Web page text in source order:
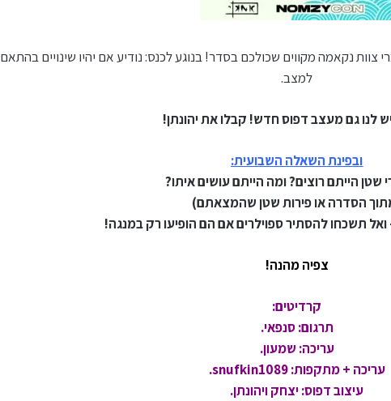
צוות נקאמה מקווים שכולכם בסדר! בנוגע לכנס: נודיע אם יהיו שינויים בהתאם
למצב.
לנו גם מעצב דפוס חדש! קבלו את יהונתן!
ובפינת השאלה השבועית:
שטן הייתם רוצים? ומה הייתם עושים איתו?
הסדרה או פירות שטן שהמצאתם)
ואל תשכחו להסתיר ספוילרים אם הם הופיעו רק במנגה!
צפיה מהנה!
קרדיטים:
תרגום: סנפאי.
עריכה: שמעון.
עריכה + מתקפות: snufkin1089.
עיצוב דפוס: יצחק ויהונתן.